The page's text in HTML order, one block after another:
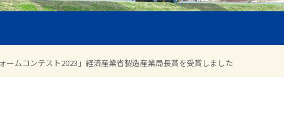
ームコンテスト2023」経済産業省製造産業局長賞を受賞しました